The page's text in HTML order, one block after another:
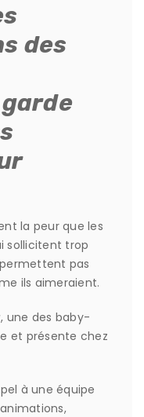
des
la peur que les
sollicitent trop
pas
ils aimeraient.
, une des baby-
et présente chez
à une équipe